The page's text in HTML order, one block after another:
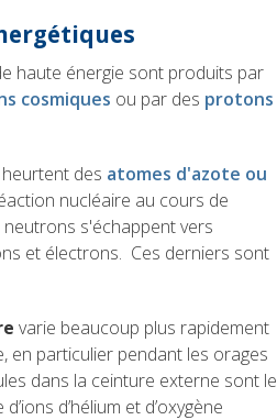
haute énergie sont produits par
cosmiques ou par des protons
des atomes d'azote ou
nucléaire au cours de
s'échappent vers
et électrons. Ces derniers sont
varie beaucoup plus rapidement
en particulier pendant les orages
dans la ceinture externe sont le
d’hélium et d’oxygène